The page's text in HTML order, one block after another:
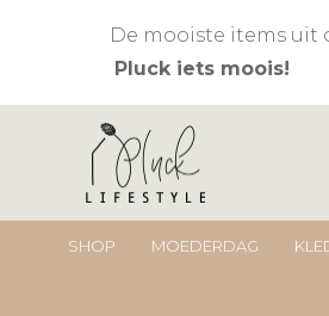
De mooiste items uit
Pluck iets moois!
SHOP MOEDERDAG